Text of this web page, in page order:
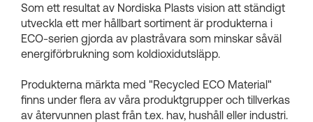
Som ett resultat av Nordiska Plasts vision att ständigt
utveckla ett mer hållbart sortiment är produkterna i
ECO-serien gjorda av plastråvara som minskar såväl
energiförbrukning som koldioxidutsläpp.
Produkterna märkta med "Recycled ECO Material"
finns under flera av våra produktgrupper och tillverkas
av återvunnen plast från t.ex. hav, hushåll eller industri.